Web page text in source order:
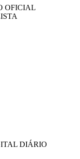
OFICIAL
DIÁRIO